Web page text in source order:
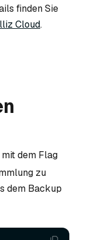
finden Sie
Cloud.
mit dem Flag
zu
dem Backup